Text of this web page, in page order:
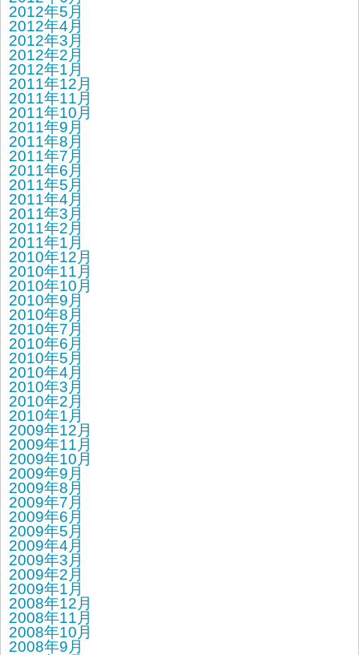
2012年5月
2012年4月
2012年3月
2012年2月
2012年1月
2011年12月
2011年11月
2011年10月
2011年9月
2011年8月
2011年7月
2011年6月
2011年5月
2011年4月
2011年3月
2011年2月
2011年1月
2010年12月
2010年11月
2010年10月
2010年9月
2010年8月
2010年7月
2010年6月
2010年5月
2010年4月
2010年3月
2010年2月
2010年1月
2009年12月
2009年11月
2009年10月
2009年9月
2009年8月
2009年7月
2009年6月
2009年5月
2009年4月
2009年3月
2009年2月
2009年1月
2008年12月
2008年11月
2008年10月
2008年9月